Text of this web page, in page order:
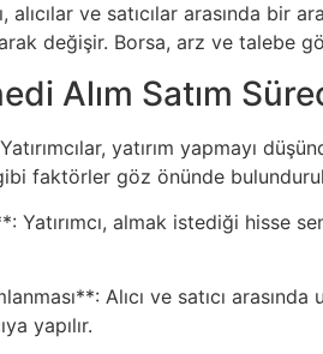
alıcılar ve satıcılar arasında bir
değişir. Borsa, arz ve talebe
Alım Satım
yatırım yapmayı
faktörler göz önünde
Yatırımcı, almak istediği hisse
Alıcı ve satıcı
yapılır.